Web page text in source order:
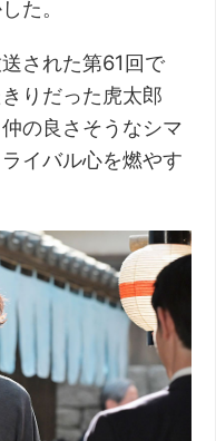
た。
された第61回で
りだった虎太郎
の良さそうなシマ
イバル心を燃やす